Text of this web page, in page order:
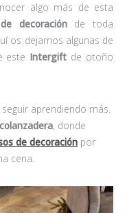
algo más de esta
decoraciónde toda
os dejamos algunas de
este Intergift de otoño
aprendiendo más.
, donde
de decoración por
cena.